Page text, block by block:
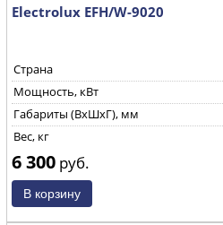
Electrolux EFH/W-9020
Страна
Мощность, кВт
Габариты (ВхШхГ), мм
Вес, кг
6 300 руб.